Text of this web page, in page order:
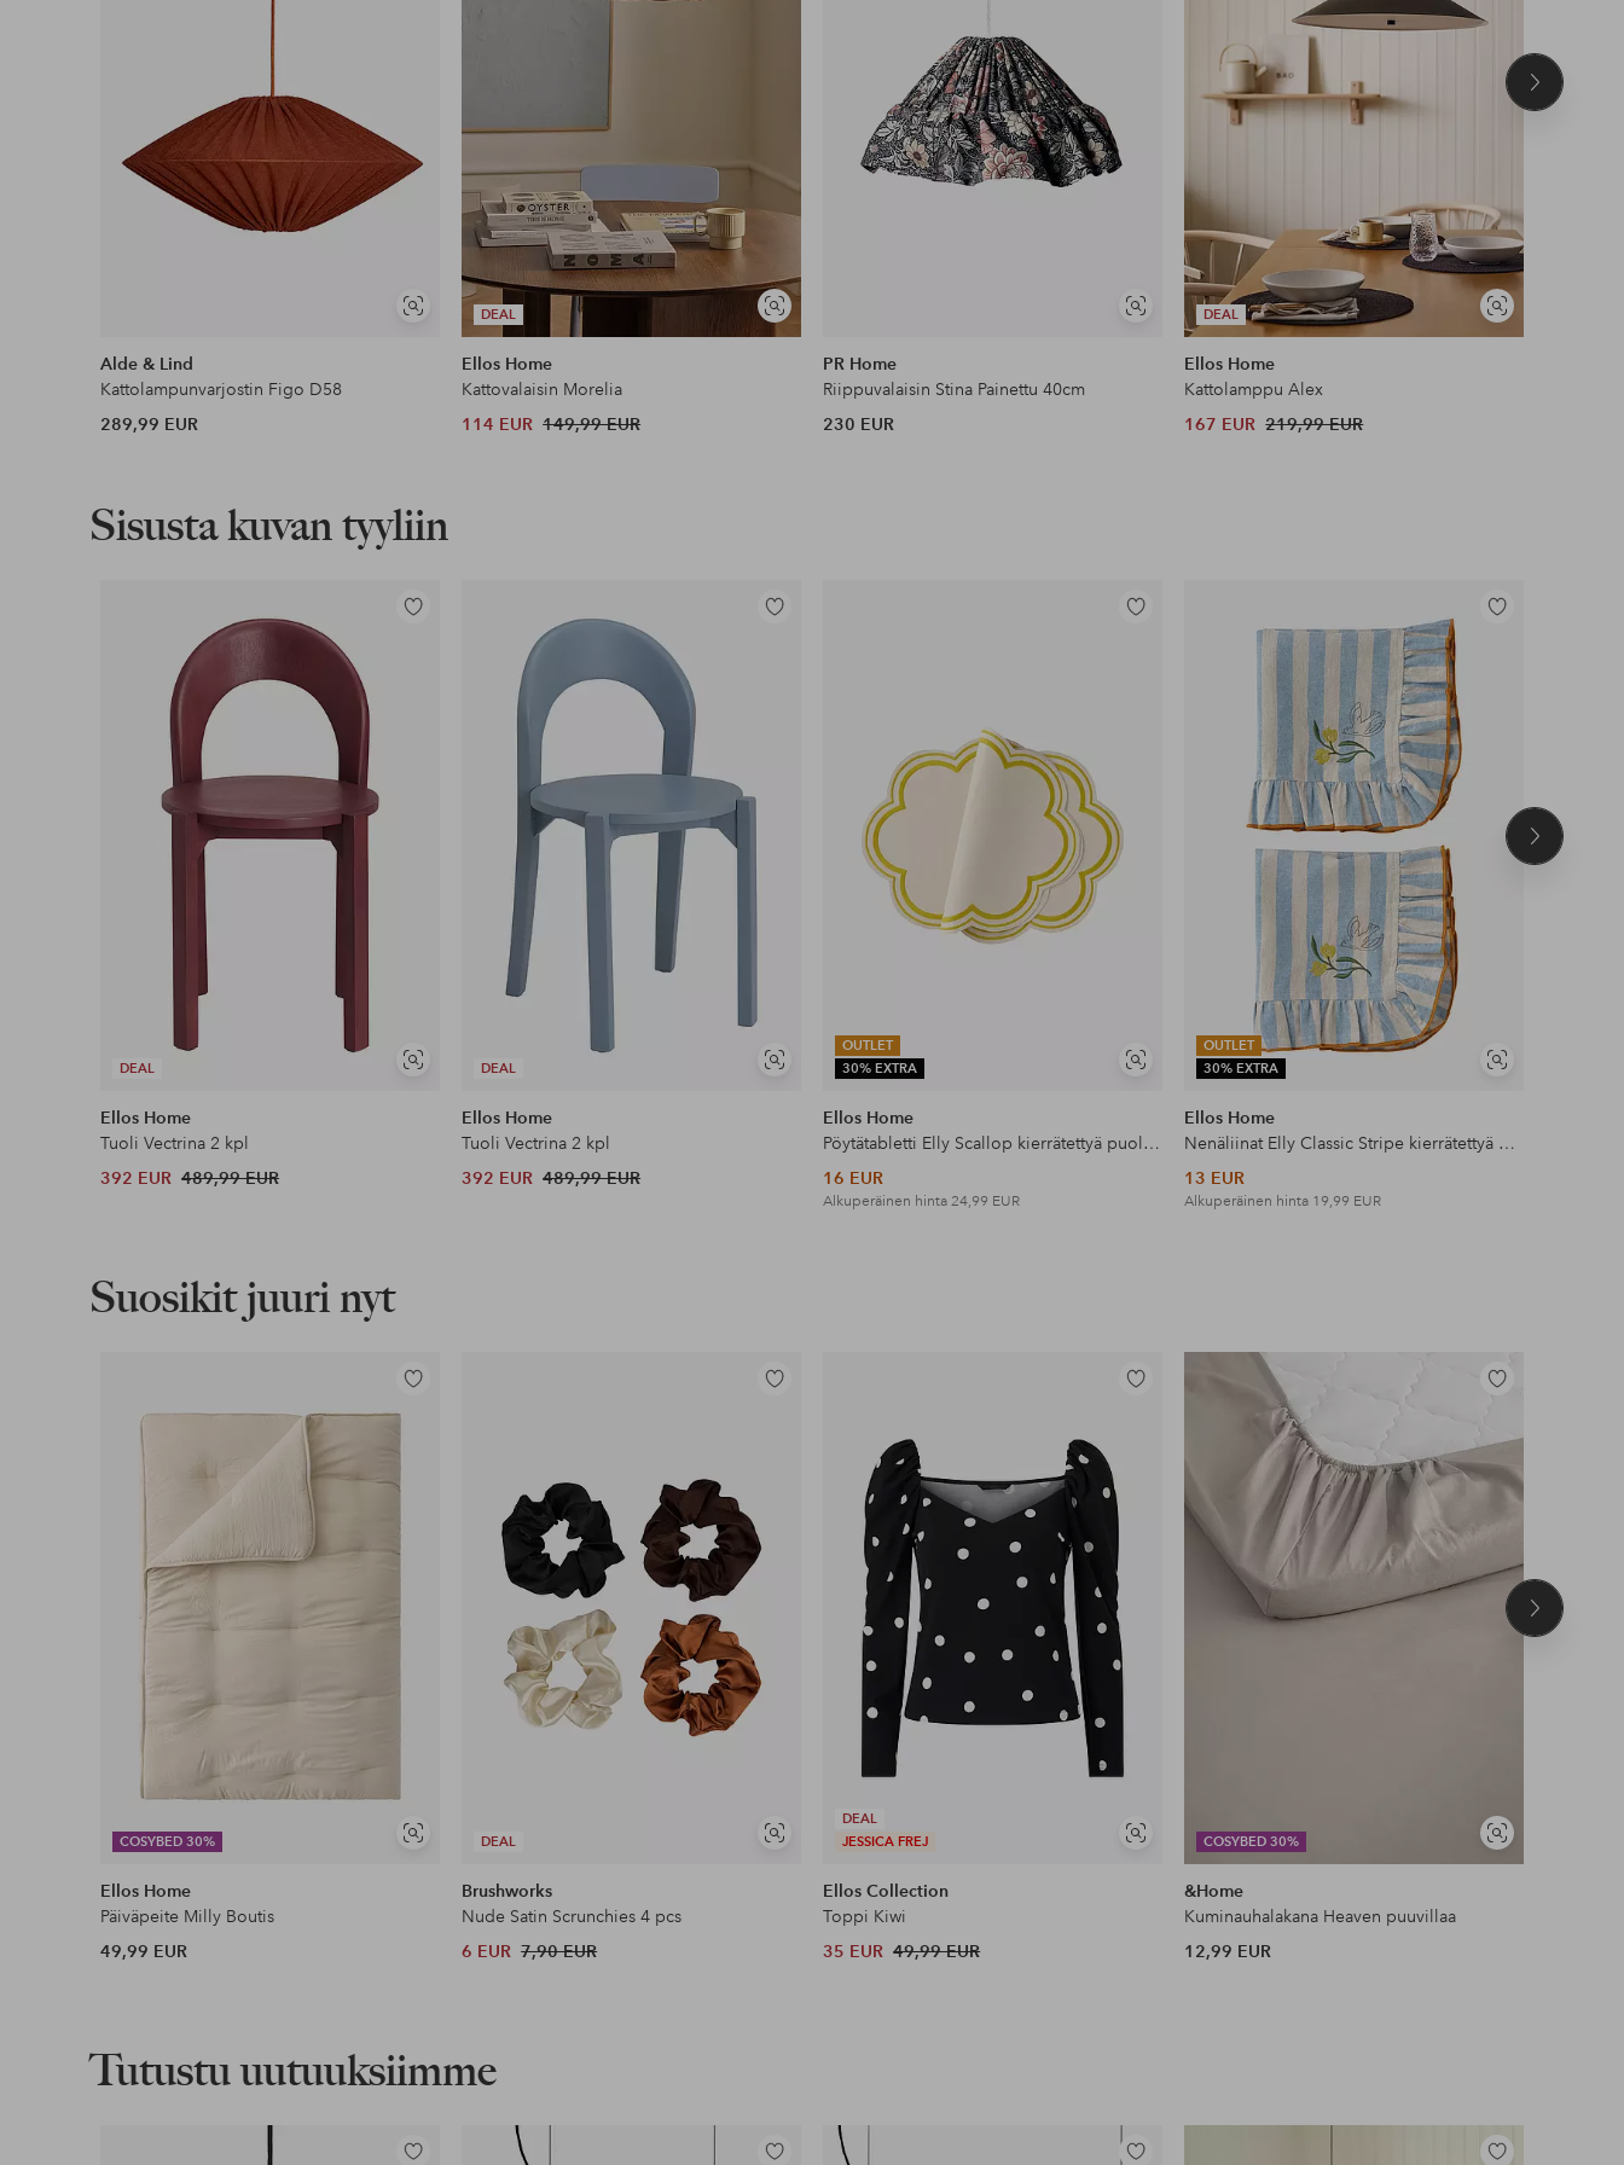
Lasku & Tili
Edullisimmat maksutapamme
Näytä
samankaltaisia
Alde & Lind
Kattolampunvarjostin Figo D58
289,99 EUR
DEAL
Näytä
samankaltaisia
Ellos Home
Kattovalaisin Morelia
114 EUR 149,99 EUR
Näytä
samankaltaisia
PR Home
Riippuvalaisin Stina Painettu 40cm
230 EUR
DEAL
Näytä
samankaltaisia
Ellos Home
Kattolamppu Alex
167 EUR 219,99 EUR
Seuraava
Sisusta kuvan tyyliin
DEAL
Näytä
Lisää
Ellos Home
Tuoli Vectrina 2 kpl
392 EUR 489,99 EUR
DEAL
Näytä
Lisää
Ellos Home
Tuoli Vectrina 2 kpl
392 EUR 489,99 EUR
OUTLET
30% EXTRA
Näytä
Lisää
Ellos Home
Pöytätabletti Elly Scallop kierrätettyä puoli pellavaa 2 kpl
16 EUR
Alkuperäinen hinta24,99 EUR
OUTLET
30% EXTRA
Näytä
Lisää
Ellos Home
Nenäliinat Elly Classic Stripe kierrätettyä puoli pellavaa 2 kpl
13 EUR
Alkuperäinen hinta 19,99 EUR
Seuraava
Suosikit juuri nyt
COSYBED 30%
Näytä
Lisää
suosikkeihin
Ellos Home
Päiväpeite Milly Boutis
49,99 EUR
DEAL
Näytä
Lisää
Brushworks
Nude Satin Scrunchies 4 pcs
6 EUR 7,90 EUR
DEAL
JESSICA FREJ
Näytä
samankaltaisia
Lisää
Ellos Collection
Toppi Kiwi
35 EUR 49,99 EUR
COSYBED 30%
Näytä
samankaltaisia
Lisää
&Home
Kuminauhalakana Heaven puuvillaa
12,99 EUR
Seuraava
Tutustu uutuuksiimme